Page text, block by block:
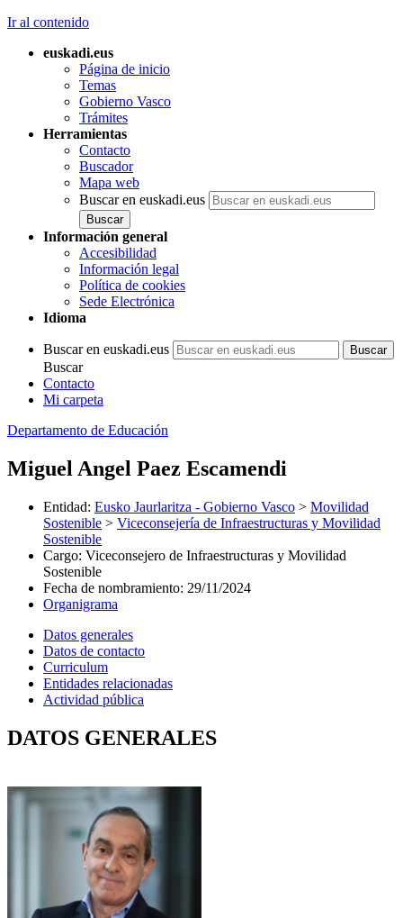
Ir al contenido
euskadi.eus
Página de inicio
Temas
Gobierno Vasco
Trámites
Herramientas
Contacto
Buscador
Mapa web
Buscar en euskadi.eus
Información general
Accesibilidad
Información legal
Política de cookies
Sede Electrónica
Idioma
Buscar en euskadi.eus
Buscar
Contacto
Mi carpeta
Departamento de Educación
Miguel Angel Paez Escamendi
Entidad: Eusko Jaurlaritza - Gobierno Vasco > Movilidad
Sostenible > Viceconsejería de Infraestructuras y Movilidad
Sostenible
Cargo: Viceconsejero de Infraestructuras y Movilidad
Sostenible
Fecha de nombramiento: 29/11/2024
Organigrama
Datos generales
Datos de contacto
Curriculum
Entidades relacionadas
Actividad pública
DATOS GENERALES